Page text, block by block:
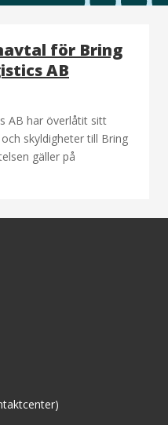
för Bring
AB
AB har överlåtit sitt
skyldigheter till Bring
gäller på